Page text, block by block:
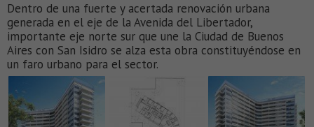
Dentro de una fuerte y acertada renovación urbana
generada en el eje de la Avenida del Libertador,
importante eje norte sur que une la Ciudad de Buenos
Aires con San Isidro se alza esta obra constituyéndose en
un faro urbano para el sector.